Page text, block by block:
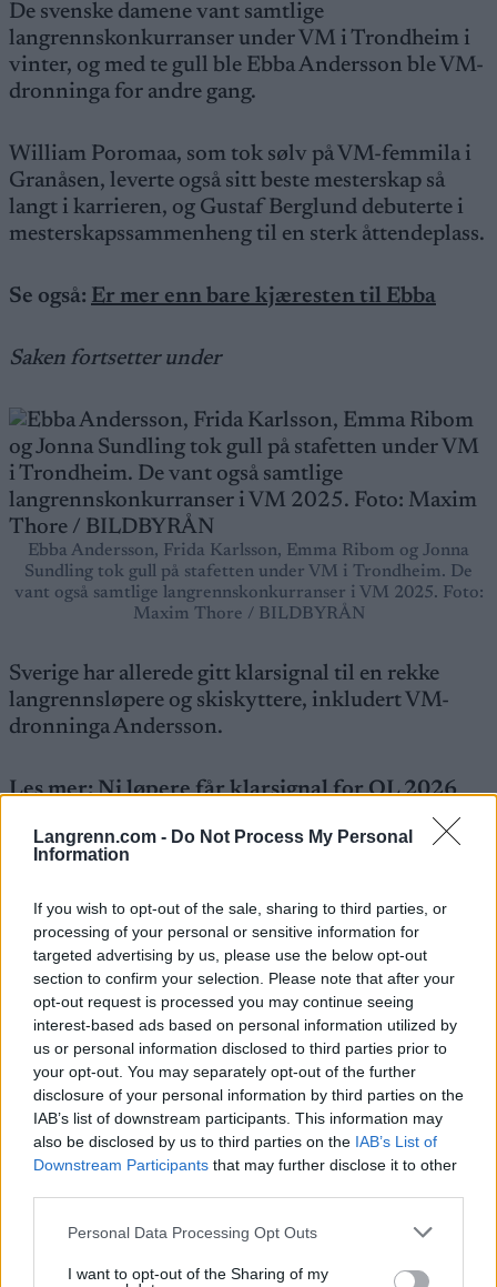
Langrenn.com - Do Not Process My Personal
Information
If you wish to opt-out of the sale, sharing to third parties, or
processing of your personal or sensitive information for
targeted advertising by us, please use the below opt-out
section to confirm your selection. Please note that after your
opt-out request is processed you may continue seeing
interest-based ads based on personal information utilized by
us or personal information disclosed to third parties prior to
your opt-out. You may separately opt-out of the further
disclosure of your personal information by third parties on the
IAB’s list of downstream participants. This information may
also be disclosed by us to third parties on the IAB’s List of
Downstream Participants that may further disclose it to other
Please note that this website/app uses one or more Google
not limited to your visit or usage behaviour. You may click to
Personal Data Processing Opt Outs
I want to opt-out of the Sharing of my
De svenske damene vant samtlige
langrennskonkurranser under VM i Trondheim i
vinter, og med te gull ble Ebba Andersson ble VM-
dronninga for andre gang.
William Poromaa, som tok sølv på VM-femmila i
Granåsen, leverte også sitt beste mesterskap så
langt i karrieren, og Gustaf Berglund debuterte i
mesterskapssammenheng til en sterk åttendeplass.
Se også: Er mer enn bare kjæresten til Ebba
Saken fortsetter under
Ebba Andersson, Frida Karlsson, Emma Ribom og Jonna
Sundling tok gull på stafetten under VM i Trondheim. De
vant også samtlige langrennskonkurranser i VM 2025. Foto:
Maxim Thore / BILDBYRÅN
Sverige har allerede gitt klarsignal til en rekke
langrennsløpere og skiskyttere, inkludert VM-
dronninga Andersson.
Les mer:Ni løpere får klarsignal for OL 2026
I vinterens OL-studio skal Kalla jobbe sammen
Hermundstad og Karin Frick, samt kanalens andre
ekspertkommentator Kim Martin Hansson.
OL arrangeres i Italia fra 4. til 22. februar. Se alt av
program forlangrenn ogskiskytingi OL 2026
Enorm karriere
Sveriges langrennsdronning Charlotte Kalla er en
av de aller mest meritterte svenske skiløperne
Hun vant også Tour de Ski i 2008 og har 12
verdenscupseire.